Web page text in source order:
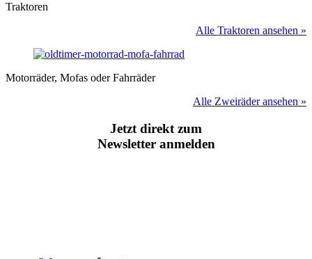
Traktoren
Alle Traktoren ansehen »
Motorräder, Mofas oder Fahrräder
Alle Zweiräder ansehen »
Jetzt direkt zum
Newsletter anmelden